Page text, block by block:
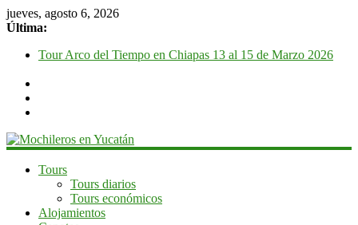
jueves, agosto 6, 2026
Última:
Tour Arco del Tiempo en Chiapas 13 al 15 de Marzo 2026
Tour Calakmul Magico 28 de Febrero y 1 de Marzo 2026
Mochileros
Yucatán
Tours
Tours diarios
Tours económicos
Alojamientos